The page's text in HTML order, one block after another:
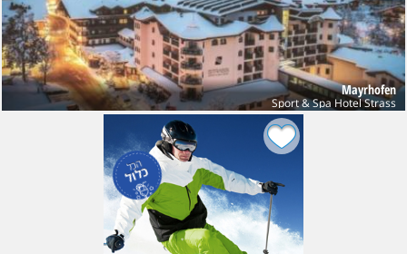
Mayrhofen
Sport & Spa Hotel Strass